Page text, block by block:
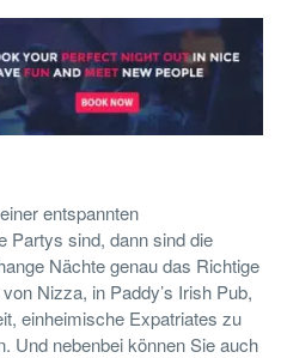
entspannten
Partys sind, dann sind die
Nächte genau das Richtige
Nizza, in Paddy’s Irish Pub,
einheimische Expatriates zu
Und nebenbei können Sie auch